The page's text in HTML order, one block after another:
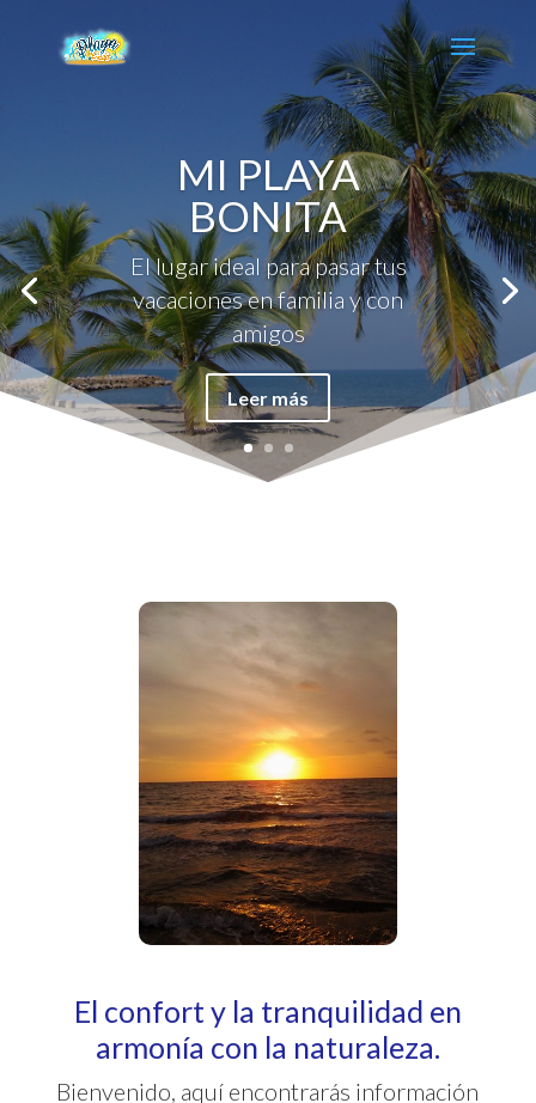
MI PLAYA
BONITA
El lugar ideal para pasar tus
vacaciones en familia y con
amigos
Leer más
El confort y la tranquilidad en
armonía con la naturaleza.
Bienvenido, aquí encontrarás información